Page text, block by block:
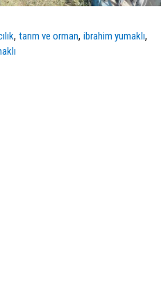
,tarım ve orman,ibrahim yumaklı,